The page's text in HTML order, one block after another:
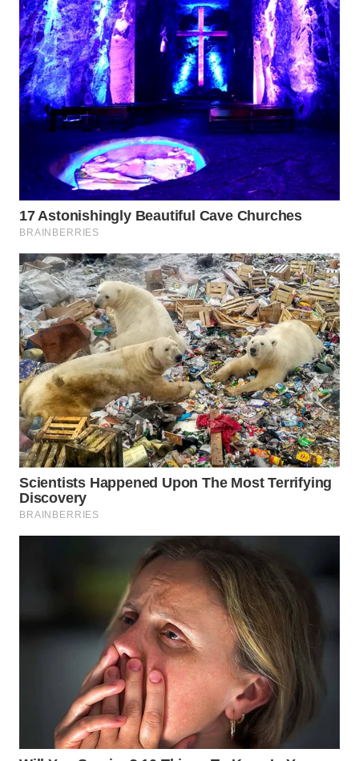
WN
KARO
WN
SIMALUNGUN
LABUHANBATU
WN
TAPANULI
TENGAH
WN DELI
SERDANG
WN
TEBING
TINGGI
WN
PAKPAK
WN
KARAWANG
WN
TAPANULI
UTARA